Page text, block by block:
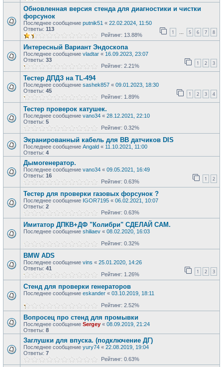
Обновленная версия стенда для диагностики и чистки
форсунок
Последнее сообщение putnik51 « 22.02.2024, 11:50
Ответы: 113 1 … 5 6 7 8
Рейтинг: 13.88%
Интересный Вариант Эндоскопа
Последнее сообщение vladtar « 16.09.2023, 23:07
Ответы: 33 1 2 3
Рейтинг: 2.21%
Тестер ДПДЗ на TL-494
Последнее сообщение sashek857 « 09.01.2023, 18:30
Ответы: 45 1 2 3 4
Рейтинг: 1.89%
Тестер проверок катушек.
Последнее сообщение vano34 « 28.12.2021, 22:10
Ответы: 5
Рейтинг: 0.32%
Экранированный кабель для ВВ датчиков DIS
Последнее сообщение Angald « 11.10.2021, 11:00
Ответы: 4
Дымогенератор.
Последнее сообщение vano34 « 09.05.2021, 16:49
Ответы: 16 1 2
Рейтинг: 0.63%
Тестер для проверки газовых форсунок ?
Последнее сообщение IGOR7195 « 06.02.2021, 10:07
Ответы: 2
Рейтинг: 0.63%
Имитатор ДПКВ+ДФ "Колибри" СДЕЛАЙ САМ.
Последнее сообщение shiliaev « 08.02.2020, 16:03
Рейтинг: 0.32%
BMW ADS
Последнее сообщение vins « 25.01.2020, 14:26
Ответы: 41 1 2 3
Рейтинг: 1.26%
Стенд для проверки генераторов
Последнее сообщение eskander « 03.10.2019, 18:11
Рейтинг: 2.52%
Вопросец про стенд для промывки
Последнее сообщение Sergey « 08.09.2019, 21:24
Ответы: 8
Заглушки для впуска. (подключение ДГ)
Последнее сообщение yury74 « 22.08.2019, 19:04
Ответы: 7
Рейтинг: 0.63%